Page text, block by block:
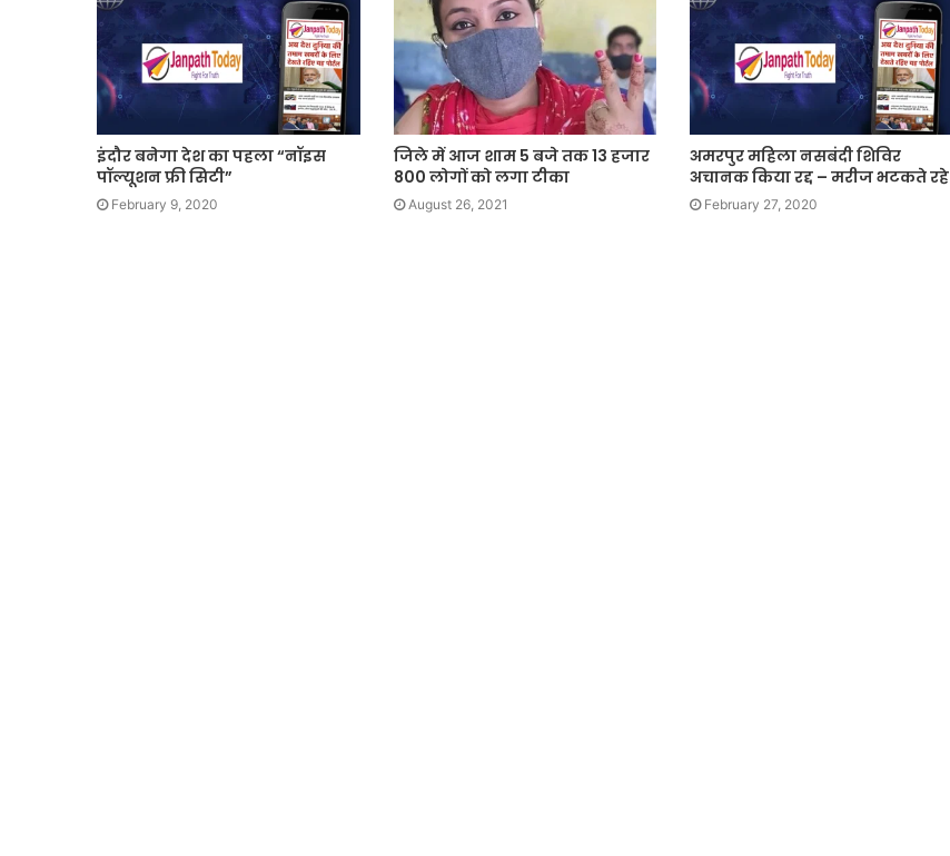
इंदौर बनेगा देश का पहला “नॉइस
पॉल्यूशन फ्री सिटी”
February 9, 2020
जिले में आज शाम 5 बजे तक 13 हजार
800 लोगों को लगा टीका
August 26, 2021
अमरपुर महिला नसबंदी शिविर
अचानक किया रद्द – मरीज भटकते रहे
February 27, 2020